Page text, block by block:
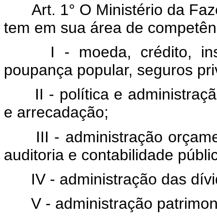
Art. 1° O Ministério da
tem em sua área de
I - moeda, crédito,
poupança popular, seguros
II - política e
e arrecadação;
III - administração
auditoria e contabilidade
IV - administração das
V - administração